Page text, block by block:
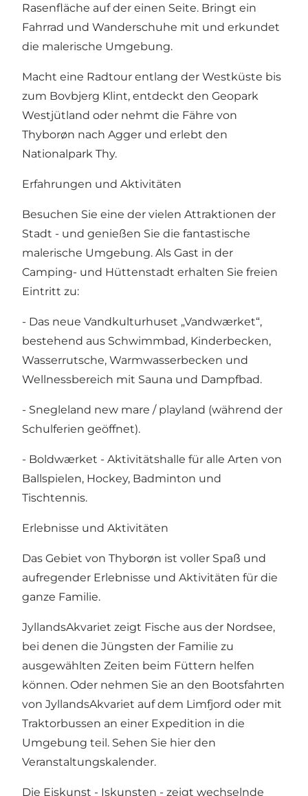
Rasenfläche auf der einen Seite. Bringt ein
Fahrrad und Wanderschuhe mit und erkundet
die malerische Umgebung.
Macht eine Radtour entlang der Westküste bis
zum Bovbjerg Klint, entdeckt den Geopark
Westjütland oder nehmt die Fähre von
Thyborøn nach Agger und erlebt den
Nationalpark Thy.
Erfahrungen und Aktivitäten
Besuchen Sie eine der vielen Attraktionen der
Stadt - und genießen Sie die fantastische
malerische Umgebung. Als Gast in der
Camping- und Hüttenstadt erhalten Sie freien
Eintritt zu:
- Das neue Vandkulturhuset „Vandwærket“,
bestehend aus Schwimmbad, Kinderbecken,
Wasserrutsche, Warmwasserbecken und
Wellnessbereich mit Sauna und Dampfbad.
- Snegleland new mare / playland (während der
Schulferien geöffnet).
- Boldwærket - Aktivitätshalle für alle Arten von
Ballspielen, Hockey, Badminton und
Tischtennis.
Erlebnisse und Aktivitäten
Das Gebiet von Thyborøn ist voller Spaß und
aufregender Erlebnisse und Aktivitäten für die
ganze Familie.
JyllandsAkvariet zeigt Fische aus der Nordsee,
bei denen die Jüngsten der Familie zu
ausgewählten Zeiten beim Füttern helfen
können. Oder nehmen Sie an den Bootsfahrten
von JyllandsAkvariet auf dem Limfjord oder mit
Traktorbussen an einer Expedition in die
Umgebung teil. Sehen Sie hier den
Veranstaltungskalender.
Die Eiskunst - Iskunsten - zeigt wechselnde